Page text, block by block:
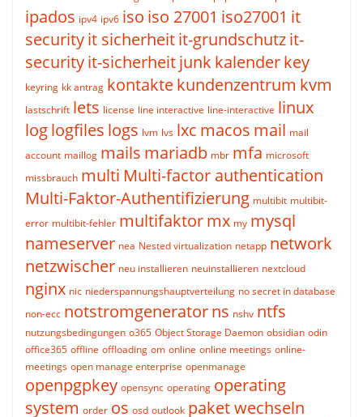
ipados ipv4 ipv6 iso iso 27001 iso27001 it
securityit sicherheitit-grundschutzit-
securityit-sicherheitjunk kalenderkey
keyring kk antrag kontaktekundenzentrum kvm
lastschrift lets license line interactive line-interactive linux
loglogfiles logs lvm lvs lxc macos mail mail
account maillog mails mariadb mbr mfa microsoft
missbrauch multi Multi-factor authentication
Multi-Faktor-Authentifizierung multibit multibit-
error multibit-fehler multifaktormx my mysql
nameserver nea Nested virtualization netapp network
netzwischer neu installieren neuinstallieren nextcloud
nginx nic niederspannungshauptverteilung no secret in database
non-ecc notstromgeneratorns nshv ntfs
nutzungsbedingungen o365 Object Storage Daemon obsidian odin
office365 offline offloading om online online meetings online-
meetings open manage enterprise openmanage
openpgpkey opensync operating operating
system order os osd outlook paket wechseln